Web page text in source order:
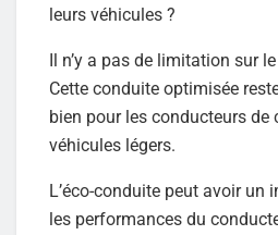
leurs véhicules ?
Il n’y a pas de limitation sur
Cette conduite optimisée
bien pour les conducteurs de
véhicules légers.
L’éco-conduite peut avoir un
les performances du